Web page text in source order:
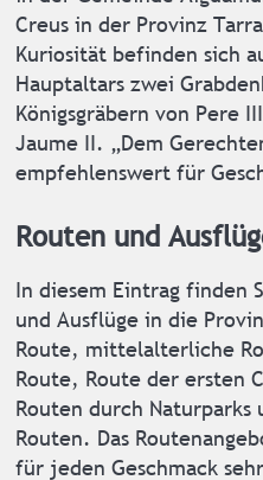
Creus in der Provinz
Kuriosität befinden sich
Hauptaltars zwei
Königsgräbern von Pere
Jaume II. „Dem
empfehlenswert für
Routen und
In diesem Eintrag finden
und Ausflüge in die
Route, mittelalterliche
Route, Route der ersten
Routen durch Naturparks
Routen. Das
für jeden Geschmack